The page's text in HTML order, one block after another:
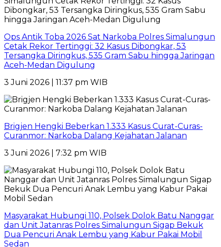
Ops Antik Toba 2026 Sat Narkoba Polres Simalungun
Cetak Rekor Tertinggi: 32 Kasus Dibongkar, 53
Tersangka Diringkus, 535 Gram Sabu hingga Jaringan
Aceh-Medan Digulung
3 Juni 2026 | 11:37 pm WIB
Brigjen Hengki Beberkan 1.333 Kasus Curat-Curas-
Curanmor: Narkoba Dalang Kejahatan Jalanan
3 Juni 2026 | 7:32 pm WIB
Masyarakat Hubungi 110, Polsek Dolok Batu Nanggar
dan Unit Jatanras Polres Simalungun Sigap Bekuk
Dua Pencuri Anak Lembu yang Kabur Pakai Mobil
Sedan